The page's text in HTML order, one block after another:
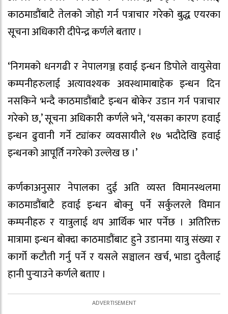
काठमाडौंबाटै तेलको जोहो गर्न पत्राचार गरेको बुद्ध एयरका
सूचना अधिकारी दीपेन्द्र कर्णले बताए ।
‘निगमको धनगढी र नेपालगञ्ज हवाई इन्धन डिपोले वायुसेवा
कम्पनीहरुलाई अत्यावश्यक अवस्थामाबाहेक इन्धन दिन
नसकिने भन्दै काठमाडौंबाटै इन्धन बोकेर उडान गर्न पत्राचार
गरेको छ,’ सूचना अधिकारी कर्णले भने, ‘यसका कारण हवाई
इन्धन ढुवानी गर्ने ट्यांकर व्यवसायीले १७ भदौदेखि हवाई
इन्धनको आपूर्ति नगरेको उल्लेख छ ।’
कर्णकाअनुसार नेपालका दुई अति व्यस्त विमानस्थलमा
काठमाडौंबाटै हवाई इन्धन बोक्नु पर्ने सर्कुलरले विमान
कम्पनीहरु र यात्रुलाई थप आर्थिक भार पर्नेछ । अतिरिक्त
मात्रामा इन्धन बोक्दा काठमाडौंबाट हुने उडानमा यात्रु संख्या र
कार्गो कटौती गर्नु पर्ने र यसले सञ्चालन खर्च, भाडा दुवैलाई
हानी पुर्‍याउने कर्णले बताए ।